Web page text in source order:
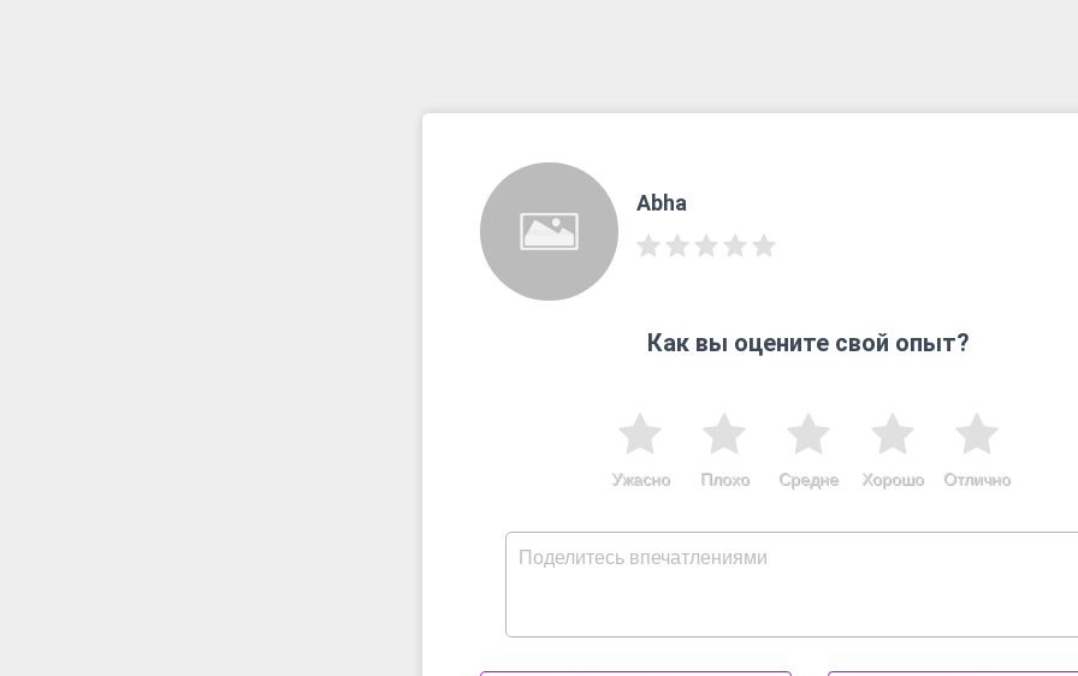
Abha
Как вы оцените свой опыт?
Отлично
Хорошо
Средне
Плохо
Ужасно